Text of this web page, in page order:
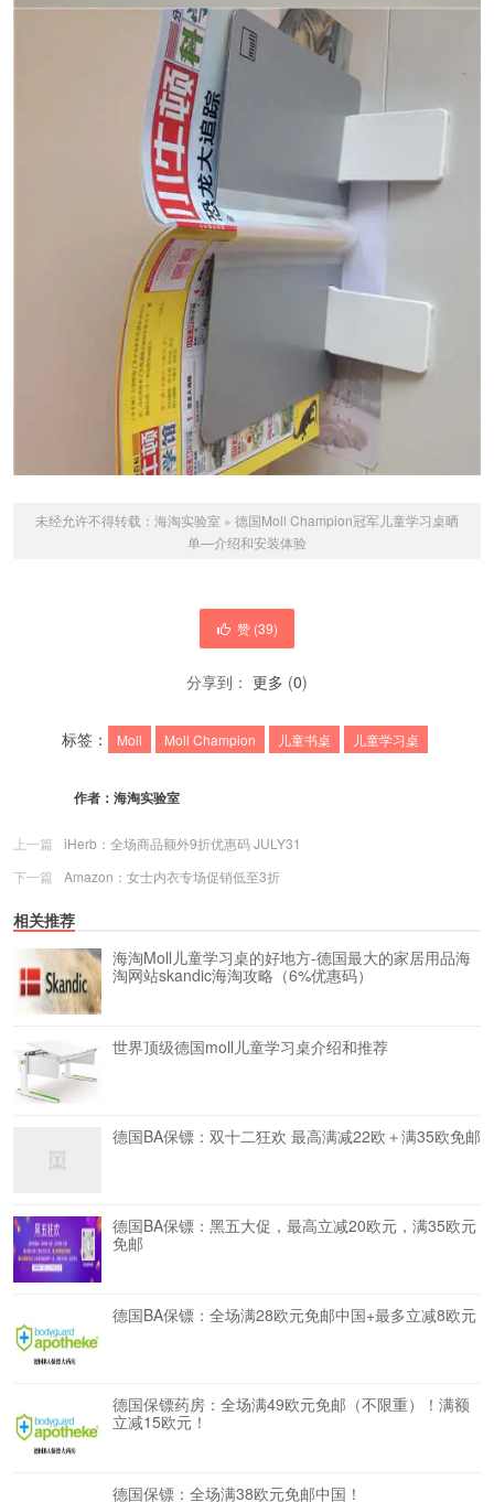
未经允许不得转载： 海淘实验室 » 德国Moll Champion冠军儿童学习桌晒
单—介绍和安装体验
赞 (39)
分享到： 更多 (0)
标签： Moll Moll Champion 儿童书桌 儿童学习桌
作者： 海淘实验室
上一篇
iHerb：全场商品额外9折优惠码 JULY31
下一篇
Amazon：女士内衣专场促销低至3折
相关推荐
海淘Moll儿童学习桌的好地方-德国最大的家居用品海
淘网站skandic海淘攻略（6%优惠码）
世界顶级德国moll儿童学习桌介绍和推荐
德国BA保镖：双十二狂欢 最高满减22欧＋满35欧免邮
德国BA保镖：黑五大促，最高立减20欧元，满35欧元
免邮
德国BA保镖：全场满28欧元免邮中国+最多立减8欧元
德国保镖药房：全场满49欧元免邮（不限重）！满额
立减15欧元！
德国保镖：全场满38欧元免邮中国！